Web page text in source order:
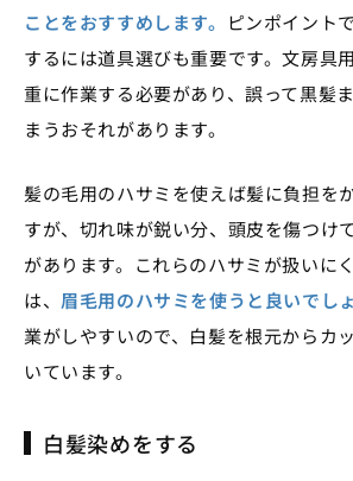
ことをおすすめします。 ピンポイント
するには道具選びも重要です。文房具
重に作業する必要があり、誤って黒髪
まうおそれがあります。
髪の毛用のハサミを使えば髪に負担を
すが、切れ味が鋭い分、頭皮を傷つけ
があります。これらのハサミが扱いに
は、 眉毛用のハサミを使うと良いでし
業がしやすいので、白髪を根元からカ
いています。
白髪染めをする